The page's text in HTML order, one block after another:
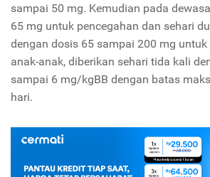
sampai 50 mg. Kemudian pada
65 mg untuk pencegahan dan sehari
dengan dosis 65 sampai 200 mg
anak-anak, diberikan sehari tida kali
sampai 6 mg/kgBB dengan batas
hari.